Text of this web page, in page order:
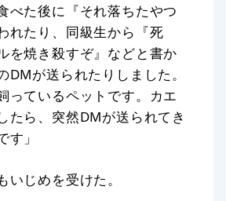
べた後に『それ落ちたやつ
れたり、同級生から『死
を焼き殺すぞ』などと書か
DMが送られたりしました。
っているペットです。カエ
たら、突然DMが送られてき
」
いじめを受けた。